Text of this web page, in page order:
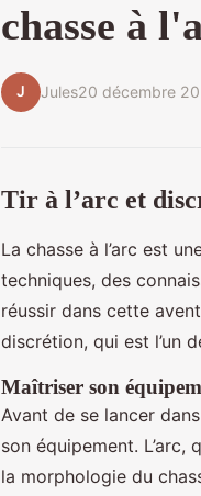
chasse à
J Jules20 décembre
Tir à l’arc et
La chasse à l’arc est
techniques, des
réussir dans cette
discrétion, qui est l’un
Maîtriser son
Avant de se lancer
son équipement.
la morphologie du